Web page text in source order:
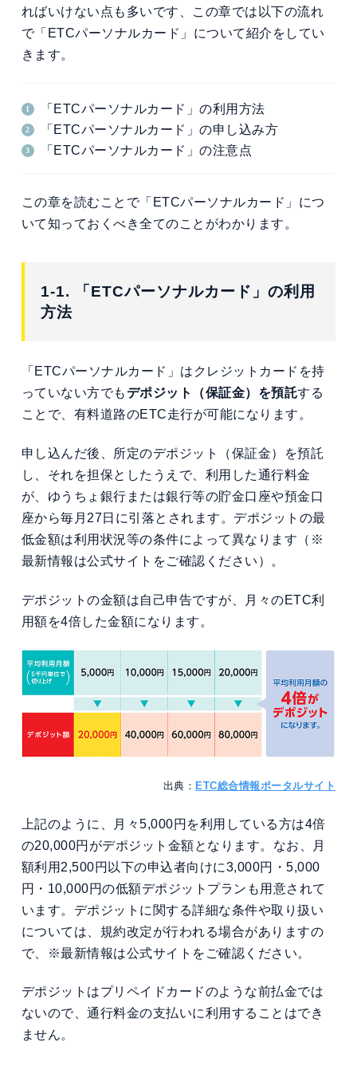
ればいけない点も多いです、この章では以下の流れ
で「ETCパーソナルカード」について紹介をしてい
きます。
「ETCパーソナルカード」の利用方法
「ETCパーソナルカード」の申し込み方
「ETCパーソナルカード」の注意点
この章を読むことで「ETCパーソナルカード」につ
いて知っておくべき全てのことがわかります。
1-1. 「ETCパーソナルカード」の利用
方法
「ETCパーソナルカード」はクレジットカードを持
っていない方でも デポジット（保証金）を預託する
ことで、有料道路のETC走行が可能になります。
申し込んだ後、所定のデポジット（保証金）を預託
し、それを担保としたうえで、利用した通行料金
が、ゆうちょ銀行または銀行等の貯金口座や預金口
座から毎月27日に引落とされます。デポジットの最
低金額は利用状況等の条件によって異なります（※
最新情報は公式サイトをご確認ください）。
デポジットの金額は自己申告ですが、月々のETC利
用額を4倍した金額になります。
出典： ETC総合情報ポータルサイト
上記のように、月々5,000円を利用している方は4倍
の20,000円がデポジット金額となります。なお、月
額利用2,500円以下の申込者向けに3,000円・5,000
円・10,000円の低額デポジットプランも用意されて
います。デポジットに関する詳細な条件や取り扱い
については、規約改定が行われる場合がありますの
で、※最新情報は公式サイトをご確認ください。
デポジットはプリペイドカードのような前払金では
ないので、通行料金の支払いに利用することはでき
ません。